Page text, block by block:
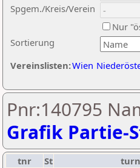
Sortierung
Spgem./Kreis/Verein
Nur
Vereinslisten:Wien
Pnr:140795
Grafik Partie-
tnr St